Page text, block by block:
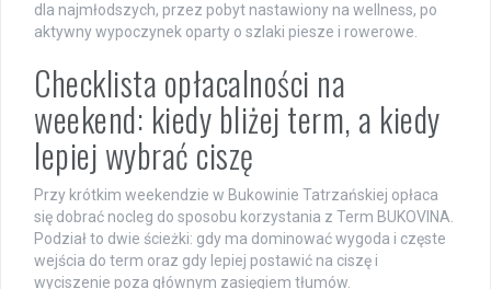
dla najmłodszych, przez pobyt nastawiony na wellness, po
aktywny wypoczynek oparty o szlaki piesze i rowerowe.
Checklista opłacalności na
weekend: kiedy bliżej term, a kiedy
lepiej wybrać ciszę
Przy krótkim weekendzie w Bukowinie Tatrzańskiej opłaca
się dobrać nocleg do sposobu korzystania z Term BUKOVINA.
Podział to dwie ścieżki: gdy ma dominować wygoda i częste
wejścia do term oraz gdy lepiej postawić na ciszę i
wyciszenie poza głównym zasięgiem tłumów.